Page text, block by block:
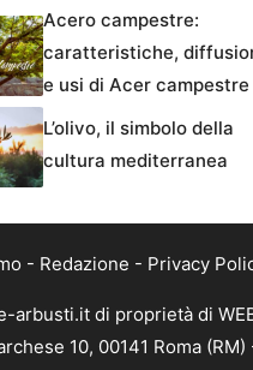
Acero campestre:
caratteristiche,
e usi di Acer campestre
L’olivo, il simbolo della
cultura mediterranea
- Redazione - Privacy
arbusti.it di proprietà di
10, 00141 Roma